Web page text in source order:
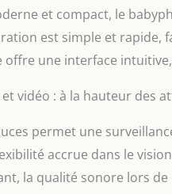
surveiller
zone
sécurité
pour bébé
moniteur
ménage
besoin
et compact, le
est simple et rapide,
offre une interface
vidéo : à la hauteur des
permet une
accrue dans le
la qualité sonore lors